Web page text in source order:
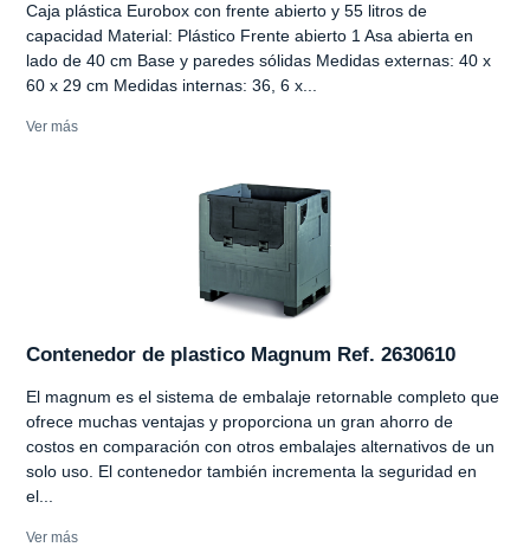
Caja plástica Eurobox con frente abierto y 55 litros de
capacidad Material: Plástico Frente abierto 1 Asa abierta en
lado de 40 cm Base y paredes sólidas Medidas externas: 40 x
60 x 29 cm Medidas internas: 36, 6 x...
Ver más
Contenedor de plastico Magnum Ref. 2630610
El magnum es el sistema de embalaje retornable completo que
ofrece muchas ventajas y proporciona un gran ahorro de
costos en comparación con otros embalajes alternativos de un
solo uso. El contenedor también incrementa la seguridad en
el...
Ver más